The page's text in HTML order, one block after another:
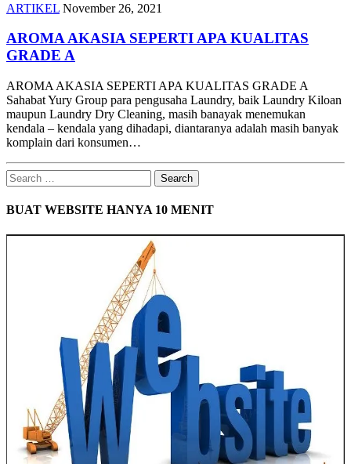
ARTIKEL November 26, 2021
AROMA AKASIA SEPERTI APA KUALITAS
GRADE A
AROMA AKASIA SEPERTI APA KUALITAS GRADE A
Sahabat Yury Group para pengusaha Laundry, baik Laundry Kiloan
maupun Laundry Dry Cleaning, masih banayak menemukan
kendala – kendala yang dihadapi, diantaranya adalah masih banyak
komplain dari konsumen…
Search
for:
BUAT WEBSITE HANYA 10 MENIT